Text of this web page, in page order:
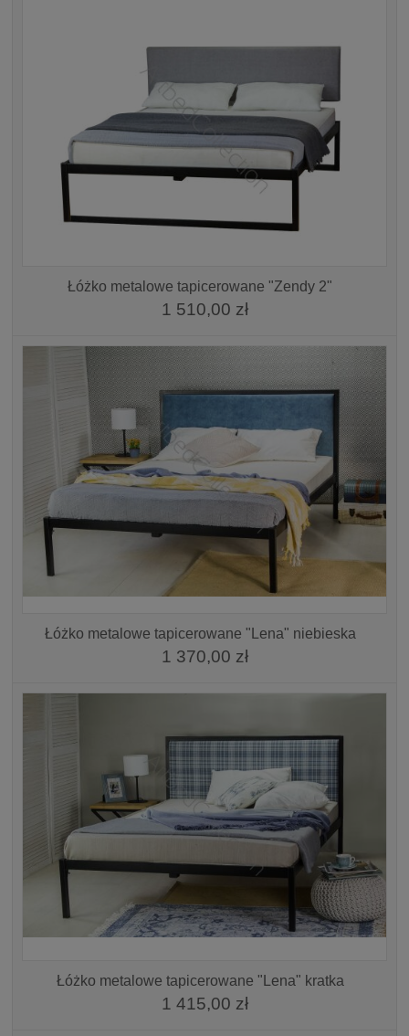
Łóżko metalowe tapicerowane "Zendy 2"
1 510,00 zł
Łóżko metalowe tapicerowane "Lena" niebieska
1 370,00 zł
Łóżko metalowe tapicerowane "Lena" kratka
1 415,00 zł